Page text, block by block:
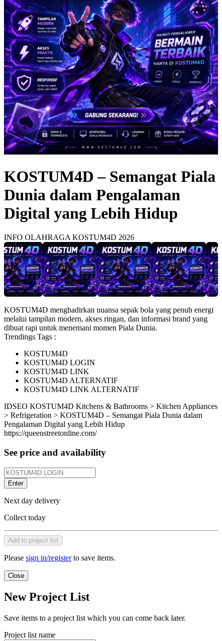
KOSTUM4D – Semangat Piala
Dunia dalam Pengalaman
Digital yang Lebih Hidup
INFO OLAHRAGA KOSTUM4D 2026
KOSTUM4D menghadirkan nuansa sepak bola yang penuh energi
melalui tampilan modern, akses ringan, dan informasi brand yang
dibuat rapi untuk menemani momen Piala Dunia.
Trendings Tags :
KOSTUM4D
KOSTUM4D LOGIN
KOSTUM4D LINK
KOSTUM4D ALTERNATIF
KOSTUM4D LINK ALTERNATIF
IDSEO KOSTUM4D Kitchens & Bathrooms > Kitchen Appliances
> Refrigeration > KOSTUM4D – Semangat Piala Dunia dalam
Pengalaman Digital yang Lebih Hidup
https://queenstreetonline.com/
See price and availability
Enter
Next day delivery
Collect today
Add to project list
Please sign in/registerto save items.
Close
New Project List
Save items to a project list which you can come back later.
Project list name